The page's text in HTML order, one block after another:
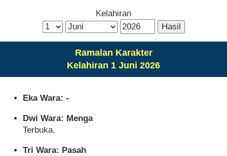
Kelahiran
Ramalan Karakter
Kelahiran 1 Juni 2026
Eka Wara: -
Dwi Wara: Menga
Terbuka.
Tri Wara: Pasah